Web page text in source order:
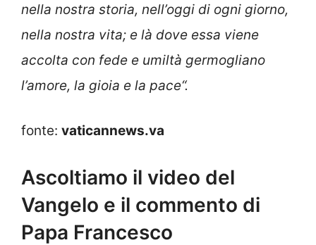
nella nostra storia, nell’oggi di ogni giorno,
nella nostra vita; e là dove essa viene
accolta con fede e umiltà germogliano
l’amore, la gioia e la pace“.
fonte: vaticannews.va
Ascoltiamo il video del
Vangelo e il commento di
Papa Francesco